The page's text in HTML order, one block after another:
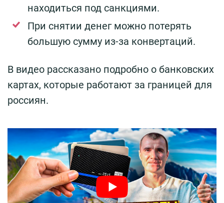
находиться под санкциями.
При снятии денег можно потерять
большую сумму из-за конвертаций.
В видео рассказано подробно о банковских
картах, которые работают за границей для
россиян.